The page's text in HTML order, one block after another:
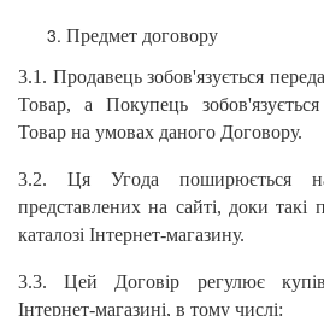
Предмет договору
3.1. Продавець зобов'язується
Товар, а Покупець
Товар на умовах даного Договору.
3.2. Ця Угода поширюється
представлених на сайті, доки такі
каталозі Інтернет-магазину.
3.3. Цей Договір регулює
Інтернет-магазині, в тому числі: